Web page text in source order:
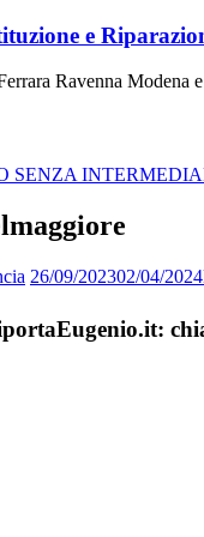
e
Ravenna Modena
26/09/202302/04/2024